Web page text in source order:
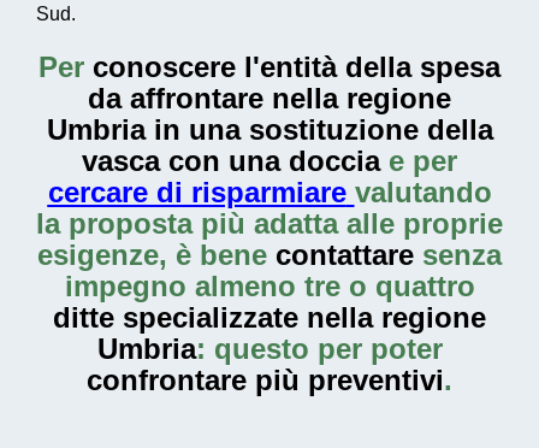
Sud.
Per conoscere l'entità della spesa
da affrontare nella regione
Umbria in una sostituzione della
vasca con una docciae per
cercare di risparmiare valutando
la proposta più adatta alle proprie
esigenze, è bene contattare senza
impegno almeno tre o quattro
ditte specializzate nella regione
Umbria: questo per poter
confrontare più preventivi.